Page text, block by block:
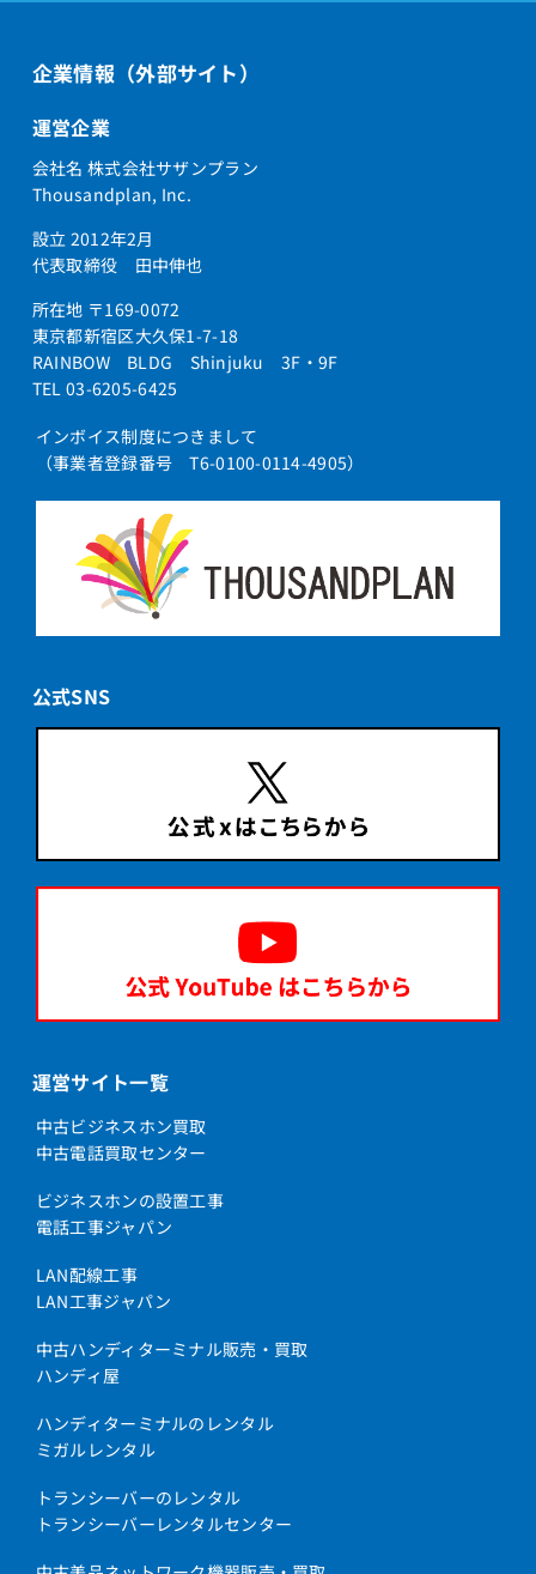
企業情報（外部サイト）
運営企業
会社名 株式会社サザンプラン
Thousandplan, Inc.
設立 2012年2月
代表取締役 田中伸也
所在地 〒169-0072
東京都新宿区大久保1-7-18
RAINBOW BLDG Shinjuku 3F・9F
TEL 03-6205-6425
インボイス制度につきまして
（事業者登録番号 T6-0100-0114-4905）
公式SNS
運営サイト一覧
中古ビジネスホン買取
中古電話買取センター
ビジネスホンの設置工事
電話工事ジャパン
LAN配線工事
LAN工事ジャパン
中古ハンディターミナル販売・買取
ハンディ屋
ハンディターミナルのレンタル
ミガルレンタル
トランシーバーのレンタル
トランシーバーレンタルセンター